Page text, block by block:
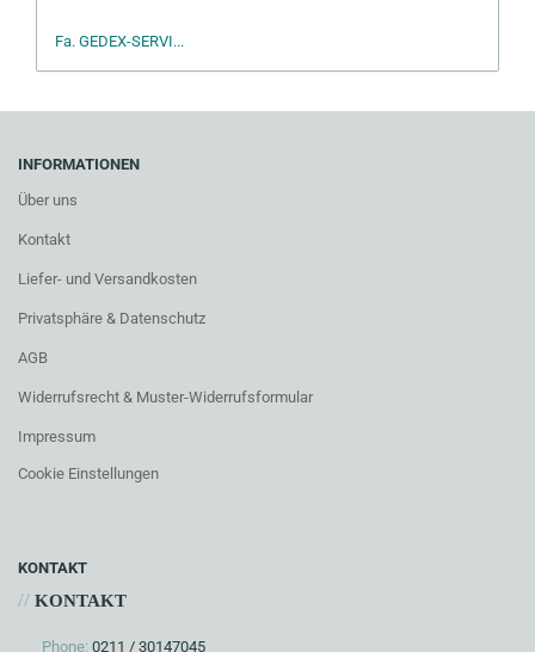
Fa. GEDEX-SERVI...
INFORMATIONEN
Über uns
Kontakt
Liefer- und Versandkosten
Privatsphäre & Datenschutz
AGB
Widerrufsrecht & Muster-Widerrufsformular
Impressum
Cookie Einstellungen
KONTAKT
// KONTAKT
Phone: 0211 / 30147045